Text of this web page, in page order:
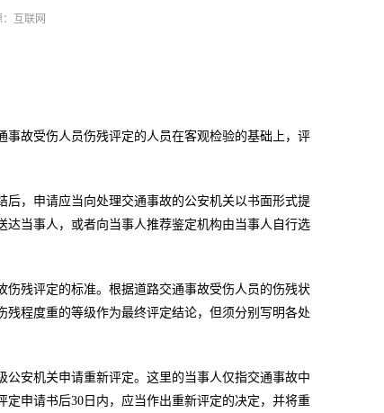
互联网
故受伤人员伤残评定的人员在客观检验的基础上，评
，申请应当向处理交通事故的公安机关以书面形式提
当事人，或者向当事人推荐鉴定机构由当事人自行选
残评定的标准。根据道路交通事故受伤人员的伤残状
程度重的等级作为最终评定结论，但须分别写明各处
安机关申请重新评定。这里的当事人仅指交通事故中
申请书后30日内，应当作出重新评定的决定，并将重